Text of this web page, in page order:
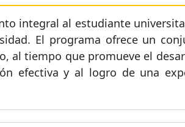
integral al estudiante
El programa ofrece un
al tiempo que promueve el
efectiva y al logro de una